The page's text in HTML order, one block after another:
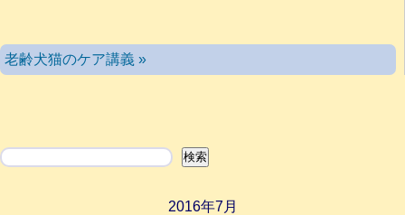
老齢犬猫のケア講義 »
検索 検索
2016年7月